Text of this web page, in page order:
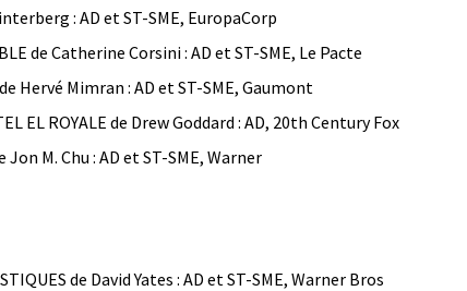
: AD et ST-SME, EuropaCorp
de Catherine Corsini : AD et ST-SME, Le Pacte
Hervé Mimran : AD et ST-SME, Gaumont
EL ROYALE de Drew Goddard : AD, 20th Century Fox
Jon M. Chu : AD et ST-SME, Warner
de David Yates : AD et ST-SME, Warner Bros